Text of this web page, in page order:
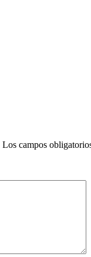
Los campos